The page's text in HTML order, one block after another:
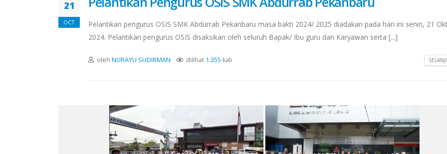
21
OCT
Pelantikan pengurus OSIS SMK Abdurrab Pekanbaru masa bakti 2024/ 2025 diadakan pada hari ini senin, 21
2024. Pelantikan pengurus OSIS disaksikan oleh seluruh Bapak/ Ibu guru dan Karyawan serta [...]
oleh NURAYU SUDIRMAN dilihat 1.355 kali